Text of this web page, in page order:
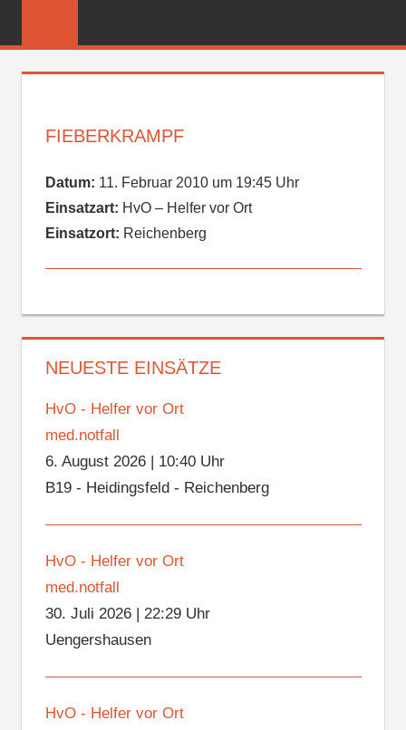
FEUERWEHR
FIEBERKRAMPF
Datum: 11. Februar 2010 um 19:45 Uhr
Einsatzart: HvO – Helfer vor Ort
Einsatzort: Reichenberg
NEUESTE EINSÄTZE
HvO - Helfer vor Ort
med.notfall
6. August 2026| 10:40 Uhr
B19 - Heidingsfeld - Reichenberg
HvO - Helfer vor Ort
med.notfall
30. Juli 2026| 22:29 Uhr
Uengershausen
HvO - Helfer vor Ort